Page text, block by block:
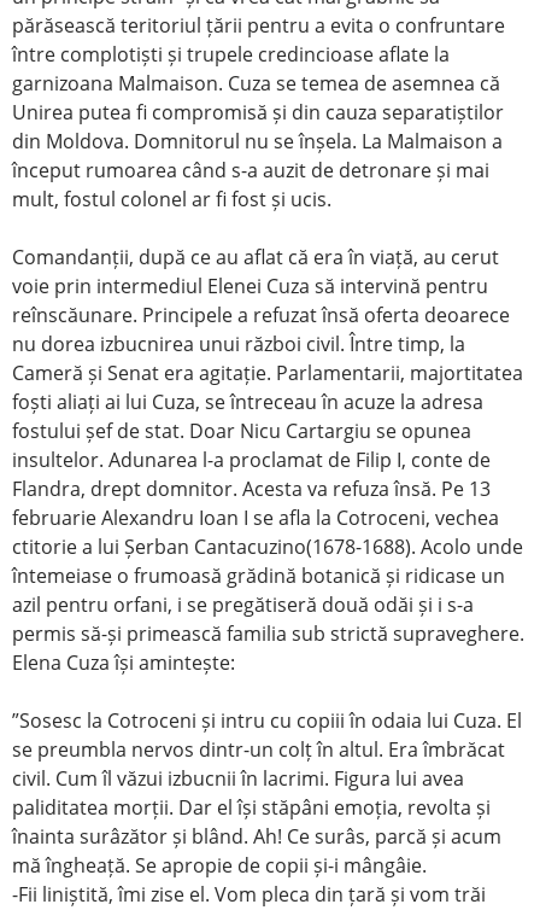
părăsească teritoriul țării pentru a evita o confruntare
între complotiști și trupele credincioase aflate la
garnizoana Malmaison. Cuza se temea de asemnea că
Unirea putea fi compromisă și din cauza separatiștilor
din Moldova. Domnitorul nu se înșela. La Malmaison a
început rumoarea când s-a auzit de detronare și mai
mult, fostul colonel ar fi fost și ucis.
Comandanții, după ce au aflat că era în viață, au cerut
voie prin intermediul Elenei Cuza să intervină pentru
reînscăunare. Principele a refuzat însă oferta deoarece
nu dorea izbucnirea unui război civil. Între timp, la
Cameră și Senat era agitație. Parlamentarii, majortitatea
foști aliați ai lui Cuza, se întreceau în acuze la adresa
fostului șef de stat. Doar Nicu Cartargiu se opunea
insultelor. Adunarea l-a proclamat de Filip I, conte de
Flandra, drept domnitor. Acesta va refuza însă. Pe 13
februarie Alexandru Ioan I se afla la Cotroceni, vechea
ctitorie a lui Șerban Cantacuzino(1678-1688). Acolo unde
întemeiase o frumoasă grădină botanică și ridicase un
azil pentru orfani, i se pregătiseră două odăi și i s-a
permis să-și primească familia sub strictă supraveghere.
Elena Cuza își amintește:
”Sosesc la Cotroceni și intru cu copiii în odaia lui Cuza. El
se preumbla nervos dintr-un colț în altul. Era îmbrăcat
civil. Cum îl văzui izbucnii în lacrimi. Figura lui avea
paliditatea morții. Dar el își stăpâni emoția, revolta și
înainta surâzător și blând. Ah! Ce surâs, parcă și acum
mă îngheață. Se apropie de copii și-i mângâie.
-Fii liniștită, îmi zise el. Vom pleca din țară și vom trăi